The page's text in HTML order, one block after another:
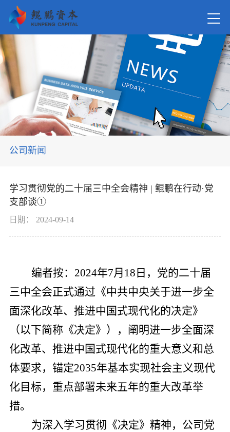
关于我
新闻资
党的建
联系我
公司新闻
学习贯彻党的二十届三中全会精神 | 鲲鹏在行动·党
支部谈①
日期： 2024-09-14
编者按： 2024年7月18日，党的二十届
三中全会正式通过《中共中央关于进一步全
面深化改革、推进中国式现代化的决定》
（以下简称《决定》），阐明进一步全面深
化改革、推进中国式现代化的重大意义和总
体要求，锚定2035年基本实现社会主义现代
化目标，重点部署未来五年的重大改革举
措。
为深入学习贯彻 《决定》精神，公司党